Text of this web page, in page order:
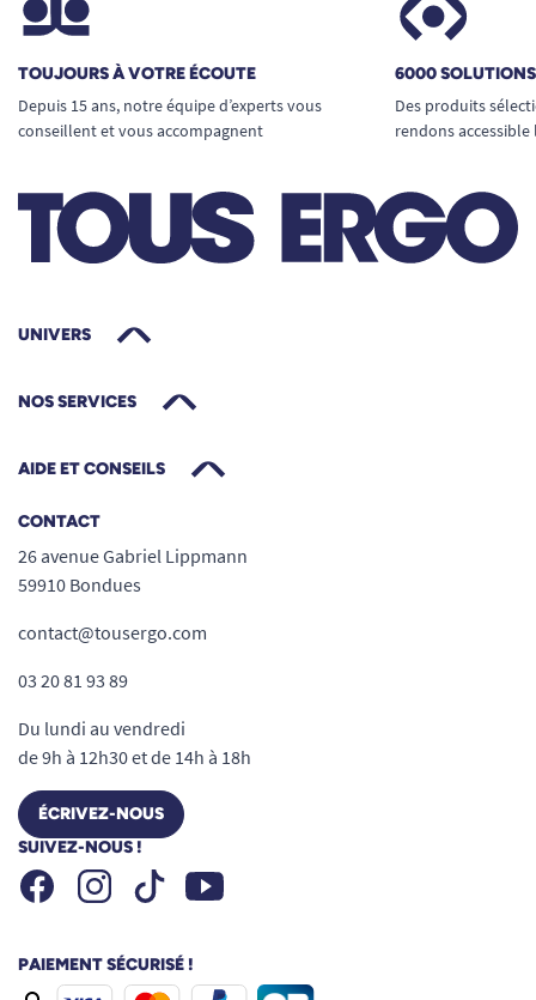
TOUJOURS À VOTRE ÉCOUTE
Depuis 15 ans, notre équipe d’experts vous
conseillent et vous accompagnent
6000
Des produits
rendons
UNIVERS
NOS SERVICES
AIDE ET CONSEILS
CONTACT
26 avenue Gabriel Lippmann
59910 Bondues
contact@tousergo.com
03 20 81 93 89
Du lundi au vendredi
de 9h à 12h30 et de 14h à 18h
ÉCRIVEZ-NOUS
SUIVEZ-NOUS !
FacebookInstagramTiktok Youtube
PAIEMENT SÉCURISÉ !